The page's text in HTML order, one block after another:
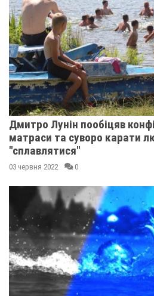
Дмитро Лунін пообіцяв
матраси та суворо карати
"сплавлятися"
03 червня 2022 0